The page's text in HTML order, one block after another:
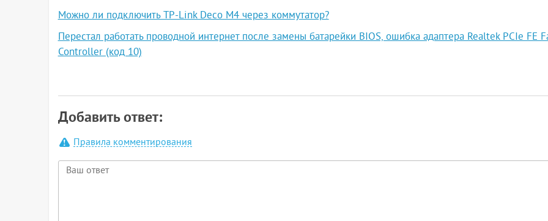
Можно ли подключить TP-Link Deco M4 через коммутатор?
Перестал работать проводной интернет после замены батарейки BIOS, ошибка адаптера Realtek PCIe FE
Controller (код 10)
Добавить ответ:
Правила комментирования